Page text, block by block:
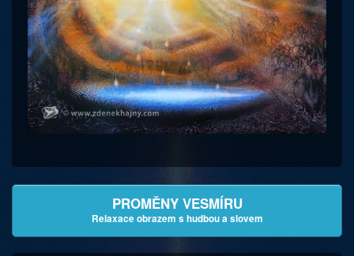
PROMĚNY VESMÍRU
Relaxace obrazem s hudbou a slovem